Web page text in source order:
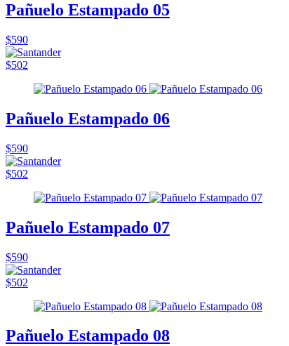
Pañuelo Estampado 05
$590
$502
Pañuelo Estampado 06
$590
$502
Pañuelo Estampado 07
$590
$502
Pañuelo Estampado 08